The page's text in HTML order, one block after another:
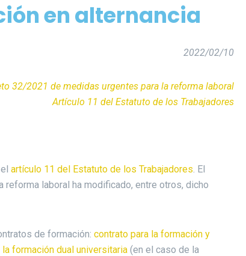
en alternancia
2022/02/10
32/2021 de medidas urgentes para la reforma laboral
Artículo 11 del Estatuto de los Trabajadores
artículo 11 del Estatuto de los Trabajadores. El
laboral ha modificado, entre otros, dicho
de formación: contrato para la formación y
formación dual universitaria (en el caso de la